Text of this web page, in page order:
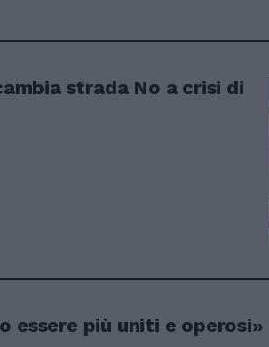
strada No a crisi di
essere più uniti e operosi»